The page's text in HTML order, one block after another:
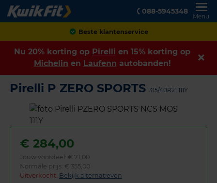
088-5945348
Menu
Achteraf betalen
Nu 20% korting op Pirelli en 15% korting op
Michelin en Laufenn autobanden!
Pirelli P ZERO SPORTS 315/40R21 111Y
€ 284,00
Jouw voordeel: € 71,00
Normale prijs: € 355,00
Uitverkocht: Bekijk alternatieven